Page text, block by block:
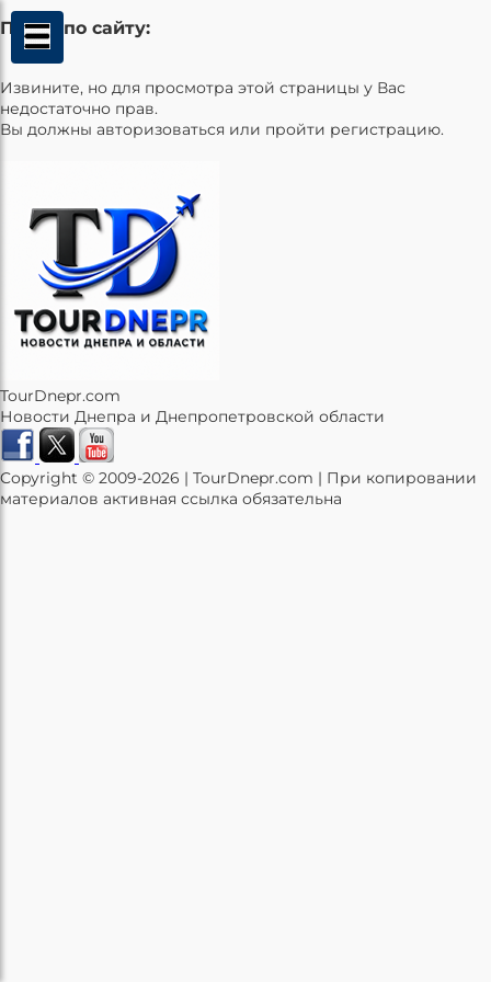
Поиск по сайту:
Извините, но для просмотра этой страницы у Вас
недостаточно прав.
Вы должны авторизоваться или пройти регистрацию.
TourDnepr.com
Новости Днепра и Днепропетровской области
Copyright © 2009-2026 | TourDnepr.com | При копировании
материалов активная ссылка обязательна